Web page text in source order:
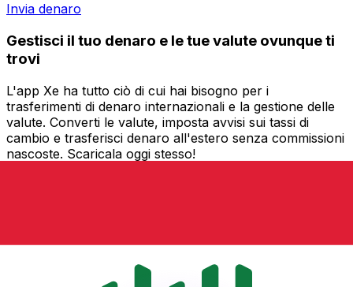
Invia denaro
Gestisci il tuo denaro e le tue valute ovunque ti
trovi
L'app Xe ha tutto ciò di cui hai bisogno per i
trasferimenti di denaro internazionali e la gestione delle
valute. Converti le valute, imposta avvisi sui tassi di
cambio e trasferisci denaro all'estero senza commissioni
nascoste. Scaricala oggi stesso!